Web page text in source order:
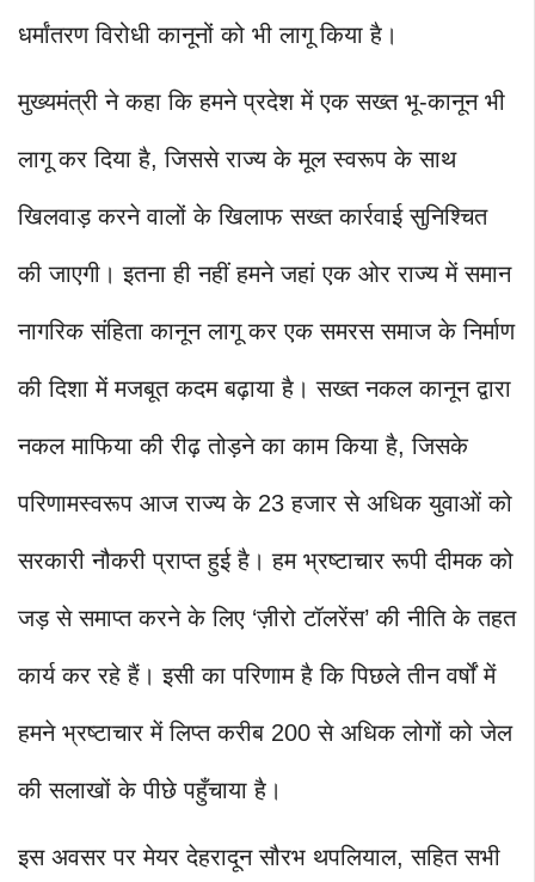
धर्मांतरण विरोधी कानूनों को भी लागू किया है।
मुख्यमंत्री ने कहा कि हमने प्रदेश में एक सख्त भू-कानून भी
लागू कर दिया है, जिससे राज्य के मूल स्वरूप के साथ
खिलवाड़ करने वालों के खिलाफ सख्त कार्रवाई सुनिश्चित
की जाएगी। इतना ही नहीं हमने जहां एक ओर राज्य में समान
नागरिक संहिता कानून लागू कर एक समरस समाज के निर्माण
की दिशा में मजबूत कदम बढ़ाया है। सख्त नकल कानून द्वारा
नकल माफिया की रीढ़ तोड़ने का काम किया है, जिसके
परिणामस्वरूप आज राज्य के 23 हजार से अधिक युवाओं को
सरकारी नौकरी प्राप्त हुई है। हम भ्रष्टाचार रूपी दीमक को
जड़ से समाप्त करने के लिए ‘ज़ीरो टॉलरेंस’ की नीति के तहत
कार्य कर रहे हैं। इसी का परिणाम है कि पिछले तीन वर्षों में
हमने भ्रष्टाचार में लिप्त करीब 200 से अधिक लोगों को जेल
की सलाखों के पीछे पहुँचाया है।
इस अवसर पर मेयर देहरादून सौरभ थपलियाल, सहित सभी